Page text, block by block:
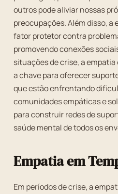
outros pode aliviar nossas
preocupações. Além disso, a
fator protetor contra
promovendo conexões
situações de crise, a
a chave para oferecer
que estão enfrentando
comunidades empáticas e
para construir redes de
saúde mental de todos os
Empatia em
Em períodos de crise, a